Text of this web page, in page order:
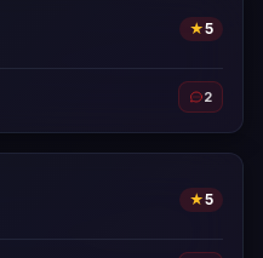
★5
2
★5